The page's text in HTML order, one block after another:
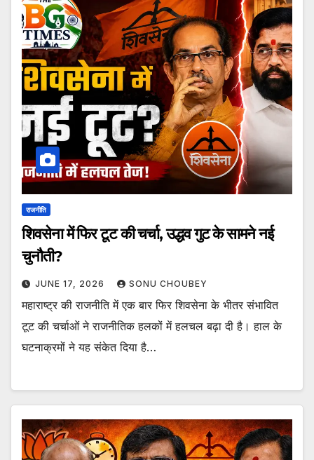
राजनीति
शिवसेना में फिर टूट की चर्चा, उद्धव गुट के सामने नई
चुनौती?
JUNE 17, 2026 SONU CHOUBEY
महाराष्ट्र की राजनीति में एक बार फिर शिवसेना के भीतर संभावित
टूट की चर्चाओं ने राजनीतिक हलकों में हलचल बढ़ा दी है। हाल के
घटनाक्रमों ने यह संकेत दिया है…